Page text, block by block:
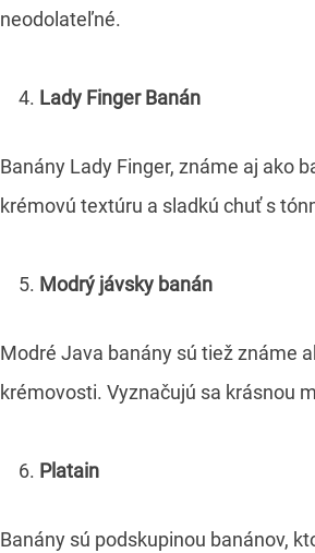
neodolateľné.
Lady Finger Banán
Banány Lady Finger, známe aj ako
krémovú textúru a sladkú chuť s
Modrý jávsky banán
Modré Java banány sú tiež známe
krémovosti. Vyznačujú sa krásnou
Platain
Banány sú podskupinou banánov,